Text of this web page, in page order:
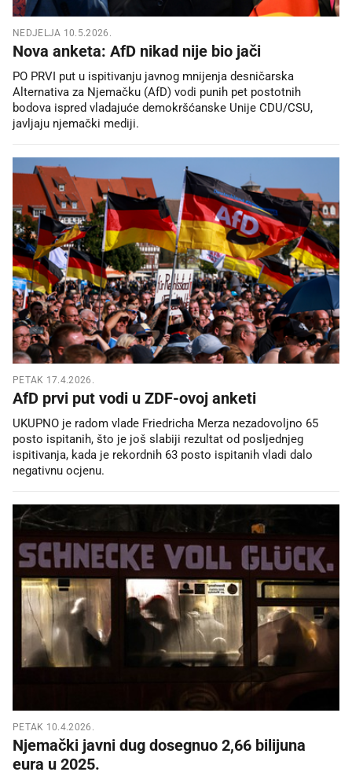
NEDJELJA 10.5.2026.
Nova anketa: AfD nikad nije bio jači
PO PRVI put u ispitivanju javnog mnijenja desničarska
Alternativa za Njemačku (AfD) vodi punih pet postotnih
bodova ispred vladajuće demokršćanske Unije CDU/CSU,
javljaju njemački mediji.
PETAK 17.4.2026.
AfD prvi put vodi u ZDF-ovoj anketi
UKUPNO je radom vlade Friedricha Merza nezadovoljno 65
posto ispitanih, što je još slabiji rezultat od posljednjeg
ispitivanja, kada je rekordnih 63 posto ispitanih vladi dalo
negativnu ocjenu.
PETAK 10.4.2026.
Njemački javni dug dosegnuo 2,66 bilijuna
eura u 2025.